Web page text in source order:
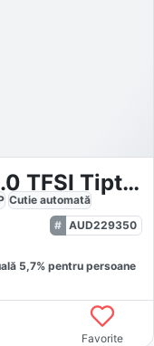
Audi RS6 RS 6 Avant 4.0 TFSI Tiptronic Quattro
Cutie automată
AUD229350
5,7% pentru persoane
Favorite